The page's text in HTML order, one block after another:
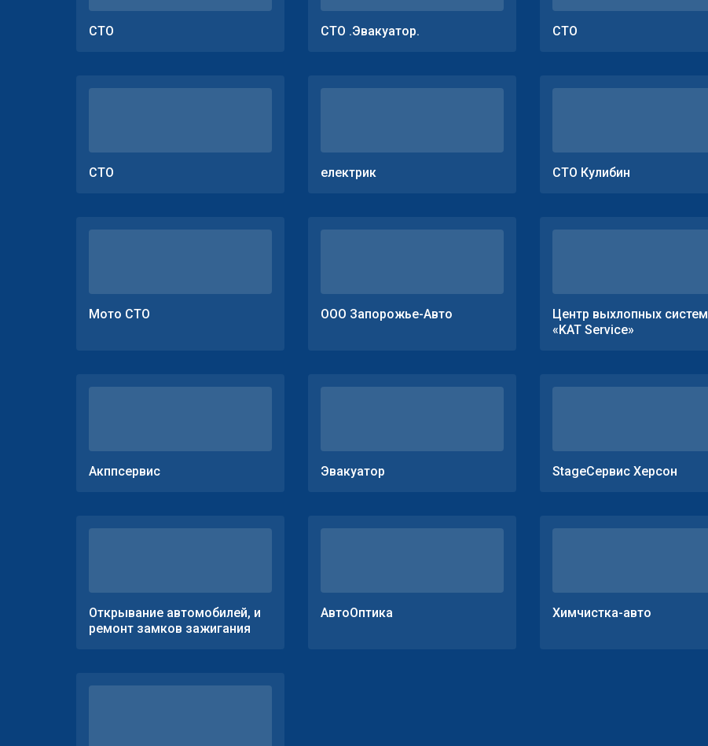
СТО СТО .Эвакуатор. СТО
СТО електрик СТО Кулибин
Мото СТО ООО Запорожье-Авто
Центр выхлопных систем
«KAT Service»
Акппсервис Эвакуатор StageСервис Херсон
Открывание автомобилей, и
ремонт замков зажигания
АвтоОптика Химчистка-авто